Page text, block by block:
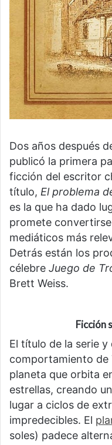
Dos años después
publicó la primera
ficción del escritor
título, El problema
es la que ha dado
promete
mediáticos más
Detrás están los
célebre Juego de
Brett Weiss.
Ficción
El título de la serie y
comportamiento de
planeta que orbita
estrellas, creando
lugar a ciclos de
impredecibles. El
soles) padece